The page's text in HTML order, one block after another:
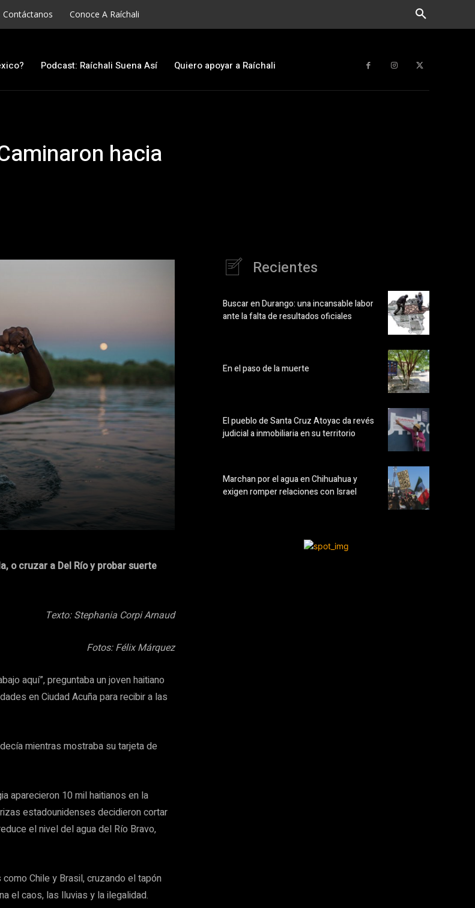
Contáctanos Conoce A Raíchali
Podcast: Raíchali Suena Así Quiero apoyar a Raíchali
hacia
o cruzar a Del Río y probar suerte
Texto: Stephania Corpi Arnaud
Fotos: Félix Márquez
aquí”, preguntaba un joven haitiano
en Ciudad Acuña para recibir a las
mientras mostraba su tarjeta de
aparecieron 10 mil haitianos en la
estadounidenses decidieron cortar
el nivel del agua del Río Bravo,
Chile y Brasil, cruzando el tapón
el caos, las lluvias y la ilegalidad.
Recientes
Buscar en Durango: una incansable labor
ante la falta de resultados oficiales
En el paso de la muerte
El pueblo de Santa Cruz Atoyac da revés
judicial a inmobiliaria en su territorio
Marchan por el agua en Chihuahua y
exigen romper relaciones con Israel